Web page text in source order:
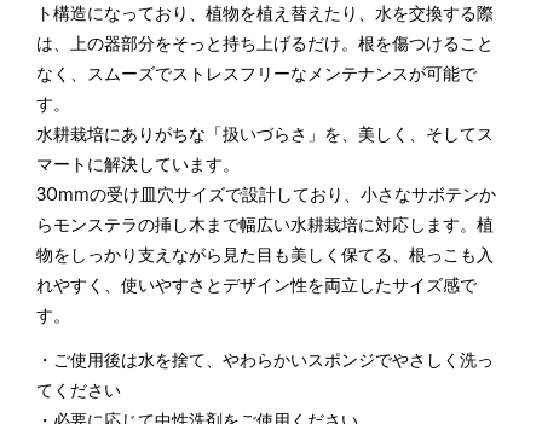
ト構造になっており、植物を植え替えたり、水を交換する際
は、上の器部分をそっと持ち上げるだけ。根を傷つけること
なく、スムーズでストレスフリーなメンテナンスが可能で
す。
水耕栽培にありがちな「扱いづらさ」を、美しく、そしてス
マートに解決しています。
30mmの受け皿穴サイズで設計しており、小さなサボテンか
らモンステラの挿し木まで幅広い水耕栽培に対応します。植
物をしっかり支えながら見た目も美しく保てる、根っこも入
れやすく、使いやすさとデザイン性を両立したサイズ感で
す。
・ご使用後は水を捨て、やわらかいスポンジでやさしく洗っ
てください